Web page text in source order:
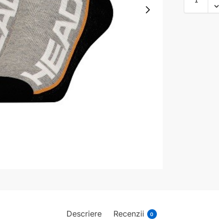
Descriere Recenzii 0